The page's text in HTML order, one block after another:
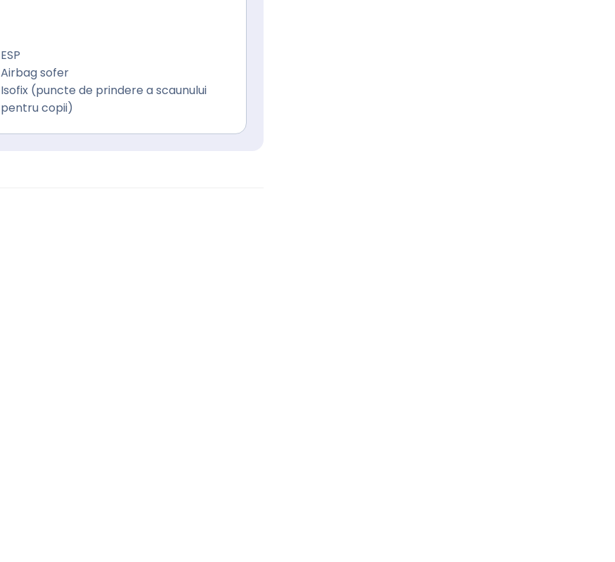
ESP
Airbag sofer
Isofix (puncte de prindere a scaunului
pentru copii)